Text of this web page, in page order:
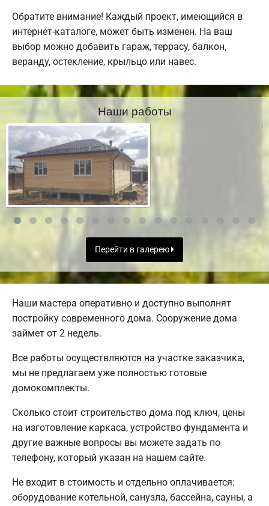
Обратите внимание! Каждый проект, имеющийся в
интернет-каталоге, может быть изменен. На ваш
выбор можно добавить гараж, террасу, балкон,
веранду, остекление, крыльцо или навес.
Наши работы
Перейти в галерею
Наши мастера оперативно и доступно выполнят
постройку современного дома. Сооружение дома
займет от 2 недель.
Все работы осуществляются на участке заказчика,
мы не предлагаем уже полностью готовые
домокомплекты.
Сколько стоит строительство дома под ключ, цены
на изготовление каркаса, устройство фундамента и
другие важные вопросы вы можете задать по
телефону, который указан на нашем сайте.
Не входит в стоимость и отдельно оплачивается:
оборудование котельной, санузла, бассейна, сауны, а